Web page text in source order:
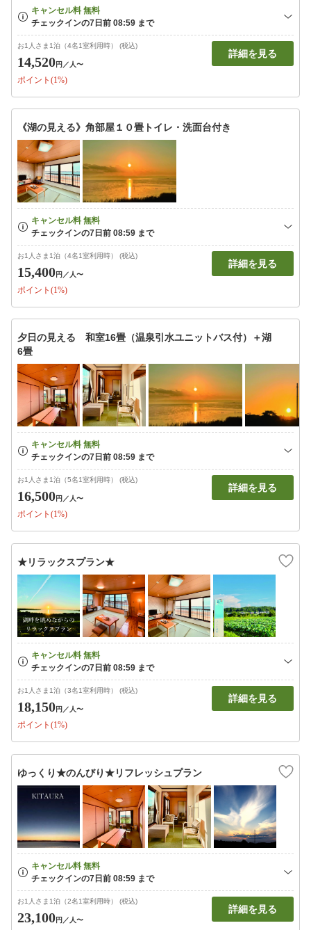
お1人さま1泊（4名1室利用時） (税込)
14,520円 ／人〜
ポイント(1%)
詳細を見る
《湖の見える》角部屋１０畳トイレ・洗面台付き
お1人さま1泊（4名1室利用時） (税込)
15,400円 ／人〜
ポイント(1%)
詳細を見る
夕日の見える 和室16畳（温泉引水ユニットバス付）＋湖
6畳
お1人さま1泊（5名1室利用時） (税込)
16,500円 ／人〜
ポイント(1%)
詳細を見る
★リラックスプラン★
お1人さま1泊（3名1室利用時） (税込)
18,150円 ／人〜
ポイント(1%)
詳細を見る
ゆっくり★のんびり★リフレッシュプラン
お1人さま1泊（2名1室利用時） (税込)
23,100円 ／人〜
詳細を見る